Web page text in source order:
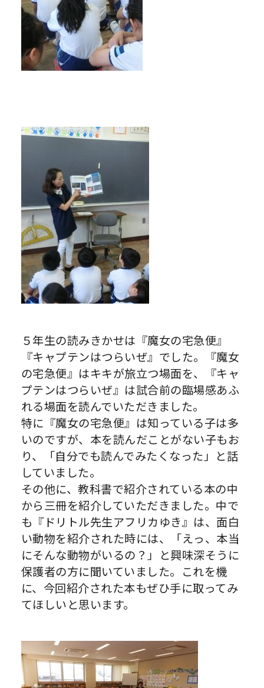
５年生の読みきかせは『魔女の宅急便』
『キャプテンはつらいぜ』でした。『魔女
の宅急便』はキキが旅立つ場面を、『キャ
プテンはつらいぜ』は試合前の臨場感あふ
れる場面を読んでいただきました。
特に『魔女の宅急便』は知っている子は多
いのですが、本を読んだことがない子もお
り、「自分でも読んでみたくなった」と話
していました。
その他に、教科書で紹介されている本の中
から三冊を紹介していただきました。中で
も『ドリトル先生アフリカゆき』は、面白
い動物を紹介された時には、「えっ、本当
にそんな動物がいるの？」と興味深そうに
保護者の方に聞いていました。これを機
に、今回紹介された本もぜひ手に取ってみ
てほしいと思います。